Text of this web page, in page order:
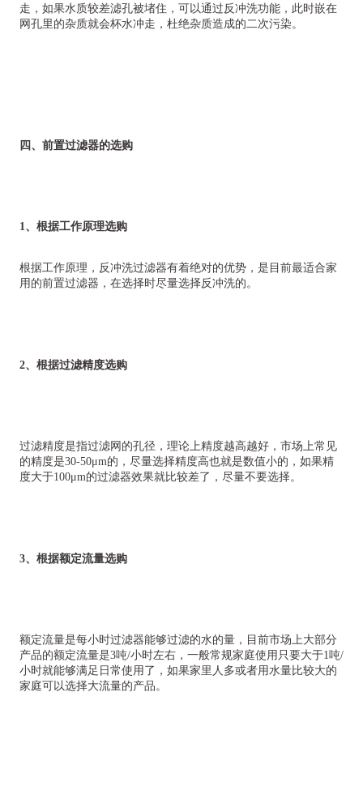
走，如果水质较差滤孔被堵住，可以通过反冲洗功能，此时嵌在
网孔里的杂质就会杯水冲走，杜绝杂质造成的二次污染。
四、前置过滤器的选购
1、根据工作原理选购
根据工作原理，反冲洗过滤器有着绝对的优势，是目前最适合家
用的前置过滤器，在选择时尽量选择反冲洗的。
2、根据过滤精度选购
过滤精度是指过滤网的孔径，理论上精度越高越好，市场上常见
的精度是30-50μm的，尽量选择精度高也就是数值小的，如果精
度大于100μm的过滤器效果就比较差了，尽量不要选择。
3、根据额定流量选购
额定流量是每小时过滤器能够过滤的水的量，目前市场上大部分
产品的额定流量是3吨/小时左右，一般常规家庭使用只要大于1吨/
小时就能够满足日常使用了，如果家里人多或者用水量比较大的
家庭可以选择大流量的产品。